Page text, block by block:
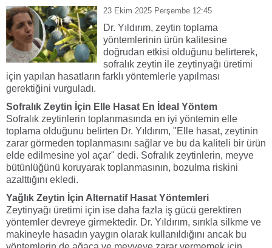
23 Ekim 2025 Perşembe 12:45
Dr. Yıldırım, zeytin toplama
yöntemlerinin ürün kalitesine
doğrudan etkisi olduğunu belirterek,
sofralık zeytin ile zeytinyağı üretimi
için yapılan hasatların farklı yöntemlerle yapılması
gerektiğini vurguladı.
Sofralık Zeytin İçin Elle Hasat En İdeal Yöntem
Sofralık zeytinlerin toplanmasında en iyi yöntemin elle
toplama olduğunu belirten Dr. Yıldırım, "Elle hasat, zeytinin
zarar görmeden toplanmasını sağlar ve bu da kaliteli bir ürün
elde edilmesine yol açar" dedi. Sofralık zeytinlerin, meyve
bütünlüğünü koruyarak toplanmasının, bozulma riskini
azalttığını ekledi.
Yağlık Zeytin İçin Alternatif Hasat Yöntemleri
Zeytinyağı üretimi için ise daha fazla iş gücü gerektiren
yöntemler devreye girmektedir. Dr. Yıldırım, sırıkla silkme ve
makineyle hasadın yaygın olarak kullanıldığını ancak bu